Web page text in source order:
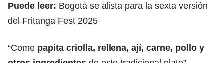
Puede leer: Bogotá se alista para la sexta versión
del Fritanga Fest 2025
“Come papita criolla, rellena, ají, carne, pollo y